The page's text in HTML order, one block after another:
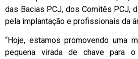
das Bacias PCJ, dos Comitês PCJ,
pela implantação e profissionais da
“Hoje, estamos promovendo uma
pequena virada de chave para